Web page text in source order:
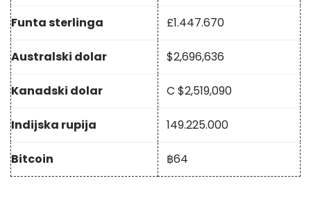
Funta sterlinga £1.447.670
Australski dolar $2,696,636
Kanadski dolar C $2,519,090
Indijska rupija 149.225.000
Bitcoin ฿64